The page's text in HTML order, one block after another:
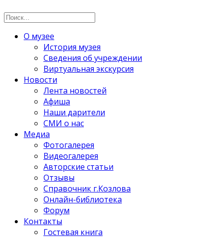
О музее
История музея
Сведения об учреждении
Виртуальная экскурсия
Новости
Лента новостей
Афиша
Наши дарители
СМИ о нас
Медиа
Фотогалерея
Видеогалерея
Авторские статьи
Отзывы
Справочник г.Козлова
Онлайн-библиотека
Форум
Контакты
Гостевая книга